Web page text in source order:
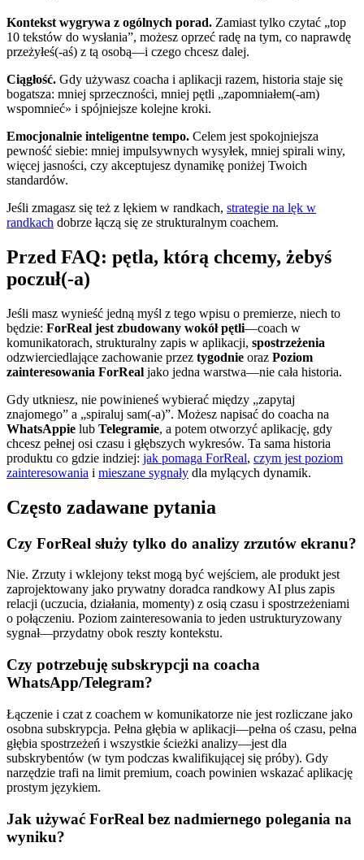
Kontekst wygrywa z ogólnych porad. Zamiast tylko czytać „top
10 tekstów do wysłania”, możesz oprzeć radę na tym, co naprawdę
przeżyłeś(-aś) z tą osobą—i czego chcesz dalej.
Ciągłość. Gdy używasz coacha i aplikacji razem, historia staje się
bogatsza: mniej sprzeczności, mniej pętli „zapomniałem(-am)
wspomnieć» i spójniejsze kolejne kroki.
Emocjonalnie inteligentne tempo. Celem jest spokojniejsza
pewność siebie: mniej impulsywnych wysyłek, mniej spirali winy,
więcej jasności, czy akceptujesz dynamikę poniżej Twoich
standardów.
Jeśli zmagasz się też z lękiem w randkach, strategie na lęk w
randkach dobrze łączą się ze strukturalnym coachem.
Przed FAQ: pętla, którą chcemy, żebyś
poczuł(-a)
Jeśli masz wynieść jedną myśl z tego wpisu o premierze, niech to
będzie: ForReal jest zbudowany wokół pętli—coach w
komunikatorach, strukturalny zapis w aplikacji, spostrzeżenia
odzwierciedlające zachowanie przez tygodnie oraz Poziom
zainteresowania ForReal jako jedna warstwa—nie cała historia.
Gdy utkniesz, nie powinieneś wybierać między „zapytaj
znajomego” a „spiraluj sam(-a)”. Możesz napisać do coacha na
WhatsAppie lub Telegramie, a potem otworzyć aplikację, gdy
chcesz pełnej osi czasu i głębszych wykresów. Ta sama historia
produktu co gdzie indziej: jak pomaga ForReal, czym jest poziom
zainteresowania i mieszane sygnały dla mylących dynamik.
Często zadawane pytania
Czy ForReal służy tylko do analizy zrzutów ekranu?
Nie. Zrzuty i wklejony tekst mogą być wejściem, ale produkt jest
zaprojektowany jako prywatny doradca randkowy AI plus zapis
relacji (uczucia, działania, momenty) z osią czasu i spostrzeżeniami
o połączeniu. Poziom zainteresowania to jeden ustrukturyzowany
sygnał—przydatny obok reszty kontekstu.
Czy potrzebuję subskrypcji na coacha
WhatsApp/Telegram?
Łączenie i czat z coachem w komunikatorze nie jest rozliczane jako
osobna subskrypcja. Pełna głębia w aplikacji—pełna oś czasu, pełna
głębia spostrzeżeń i wszystkie ścieżki analizy—jest dla
subskrybentów (w tym podczas kwalifikującej się próby). Gdy
narzędzie trafi na limit premium, coach powinien wskazać aplikację
prostym językiem.
Jak używać ForReal bez nadmiernego polegania na
wyniku?